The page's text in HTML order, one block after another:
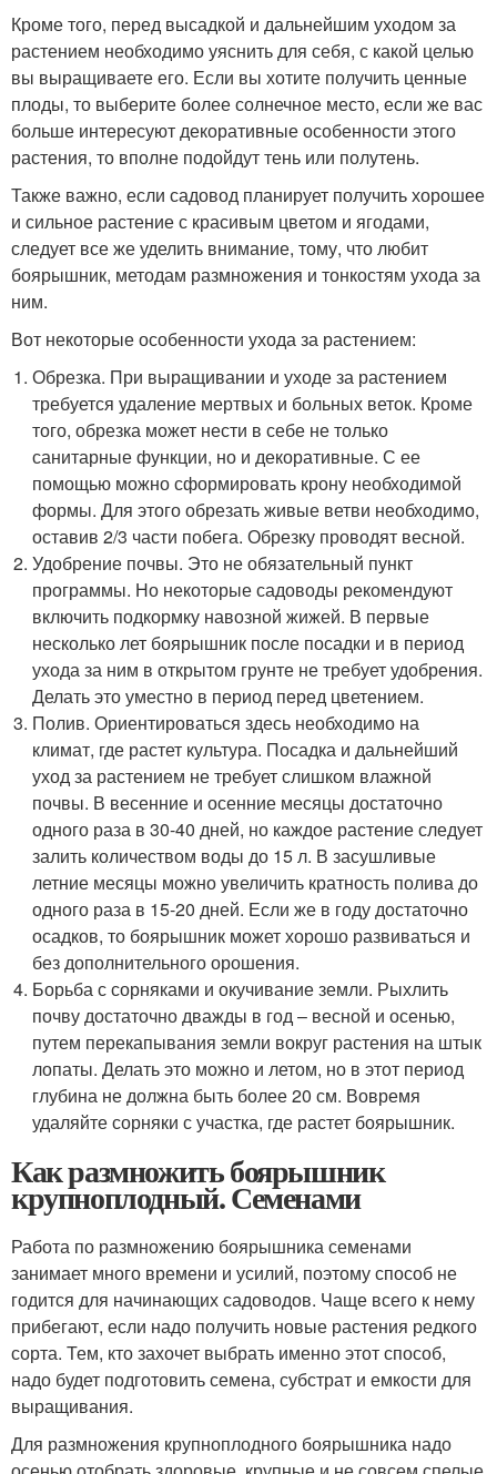
Кроме того, перед высадкой и дальнейшим уходом за
растением необходимо уяснить для себя, с какой целью
вы выращиваете его. Если вы хотите получить ценные
плоды, то выберите более солнечное место, если же вас
больше интересуют декоративные особенности этого
растения, то вполне подойдут тень или полутень.
Также важно, если садовод планирует получить хорошее
и сильное растение с красивым цветом и ягодами,
следует все же уделить внимание, тому, что любит
боярышник, методам размножения и тонкостям ухода за
ним.
Вот некоторые особенности ухода за растением:
Обрезка. При выращивании и уходе за растением
требуется удаление мертвых и больных веток. Кроме
того, обрезка может нести в себе не только
санитарные функции, но и декоративные. С ее
помощью можно сформировать крону необходимой
формы. Для этого обрезать живые ветви необходимо,
оставив 2/3 части побега. Обрезку проводят весной.
Удобрение почвы. Это не обязательный пункт
программы. Но некоторые садоводы рекомендуют
включить подкормку навозной жижей. В первые
несколько лет боярышник после посадки и в период
ухода за ним в открытом грунте не требует удобрения.
Делать это уместно в период перед цветением.
Полив. Ориентироваться здесь необходимо на
климат, где растет культура. Посадка и дальнейший
уход за растением не требует слишком влажной
почвы. В весенние и осенние месяцы достаточно
одного раза в 30-40 дней, но каждое растение следует
залить количеством воды до 15 л. В засушливые
летние месяцы можно увеличить кратность полива до
одного раза в 15-20 дней. Если же в году достаточно
осадков, то боярышник может хорошо развиваться и
без дополнительного орошения.
Борьба с сорняками и окучивание земли. Рыхлить
почву достаточно дважды в год – весной и осенью,
путем перекапывания земли вокруг растения на штык
лопаты. Делать это можно и летом, но в этот период
глубина не должна быть более 20 см. Вовремя
удаляйте сорняки с участка, где растет боярышник.
Как размножить боярышник
крупноплодный. Семенами
Работа по размножению боярышника семенами
занимает много времени и усилий, поэтому способ не
годится для начинающих садоводов. Чаще всего к нему
прибегают, если надо получить новые растения редкого
сорта. Тем, кто захочет выбрать именно этот способ,
надо будет подготовить семена, субстрат и емкости для
выращивания.
Для размножения крупноплодного боярышника надо